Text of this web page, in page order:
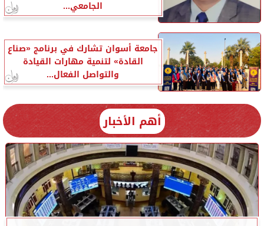
الجامعي...
جامعة أسوان تشارك في برنامج «صناع
القادة» لتنمية مهارات القيادة
والتواصل الفعال...
أهم الأخبار